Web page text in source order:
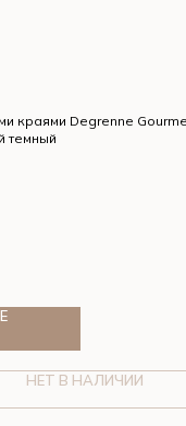
краями Degrenne
темный
краями
16 см, Коричневый
НЕТ В НАЛИЧИИ